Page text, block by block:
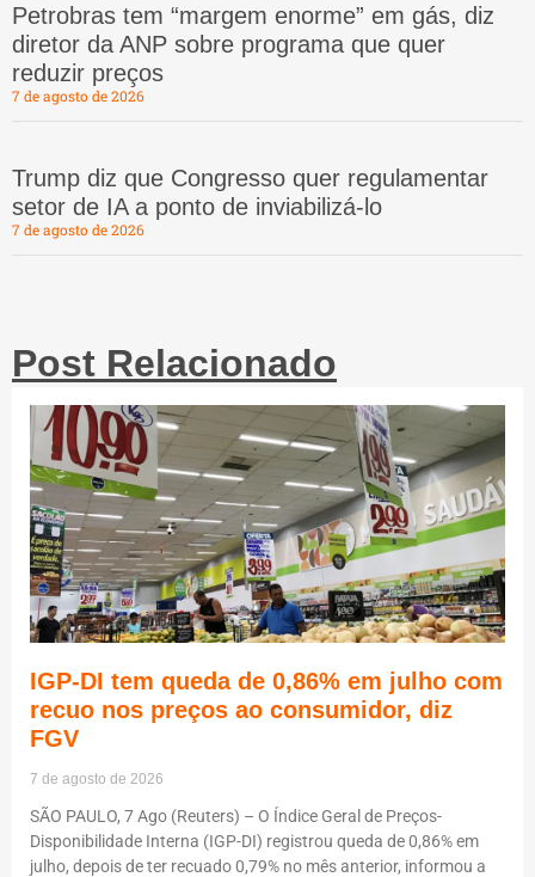
Petrobras tem “margem enorme” em gás, diz
diretor da ANP sobre programa que quer
reduzir preços
7 de agosto de 2026
Trump diz que Congresso quer regulamentar
setor de IA a ponto de inviabilizá-lo
7 de agosto de 2026
Post Relacionado
IGP-DI tem queda de 0,86% em julho com
recuo nos preços ao consumidor, diz
FGV
7 de agosto de 2026
SÃO PAULO, 7 Ago (Reuters) – O Índice Geral de Preços-
Disponibilidade Interna (IGP-DI) registrou queda de 0,86% em
julho, depois de ter recuado 0,79% no mês anterior, informou a